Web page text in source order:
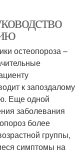
остеопороза –
к запоздалому
Еще одной
заболевания
более
группы,
симптомы на